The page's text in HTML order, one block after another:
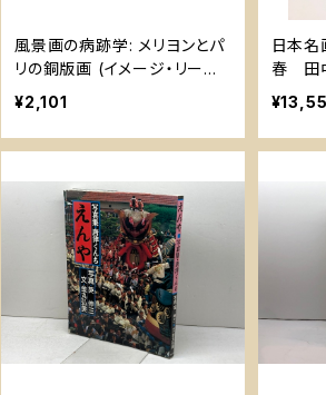
風景画の病跡学: メリヨンとパ
リの銅版画 (イメージ・リーデ
ィング叢書) 平凡社 気谷 誠
¥2,101
日本
春 田
治31年